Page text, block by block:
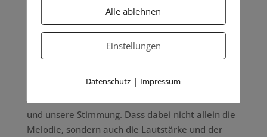
5 Faktoren, welche die Tonqualität
Musik und Töne beeinflussen unser Wohlbefinden
und unsere Stimmung. Dass dabei nicht allein die
Melodie, sondern auch die Lautstärke und der
Alle ablehnen
Einstellungen
Datenschutz | Impressum